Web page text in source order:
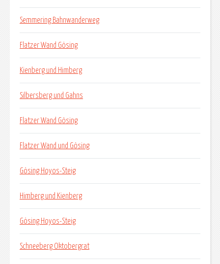
Semmering Bahnwanderweg
Flatzer Wand Gösing
Kienberg und Himberg
Silbersberg und Gahns
Flatzer Wand Gösing
Flatzer Wand und Gösing
Gösing Hoyos-Steig
Himberg und Kienberg
Gösing Hoyos-Steig
Schneeberg Oktobergrat